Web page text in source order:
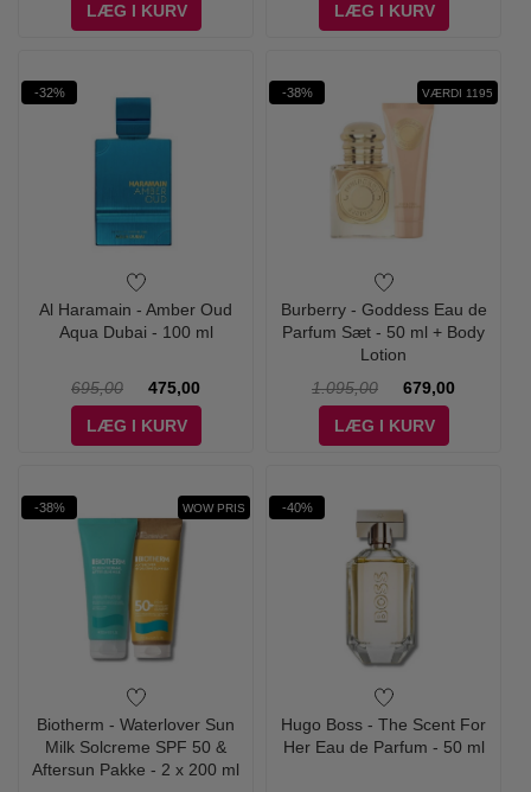
LÆG I KURV
LÆG I KURV
-32%
Al Haramain - Amber Oud
Aqua Dubai - 100 ml
695,00
475,00
LÆG I KURV
-38% VÆRDI 1195
Burberry - Goddess Eau de
Parfum Sæt - 50 ml + Body
Lotion
1.095,00
679,00
LÆG I KURV
-38% WOW PRIS
Biotherm - Waterlover Sun
Milk Solcreme SPF 50 &
Aftersun Pakke - 2 x 200 ml
-40%
Hugo Boss - The Scent For
Her Eau de Parfum - 50 ml